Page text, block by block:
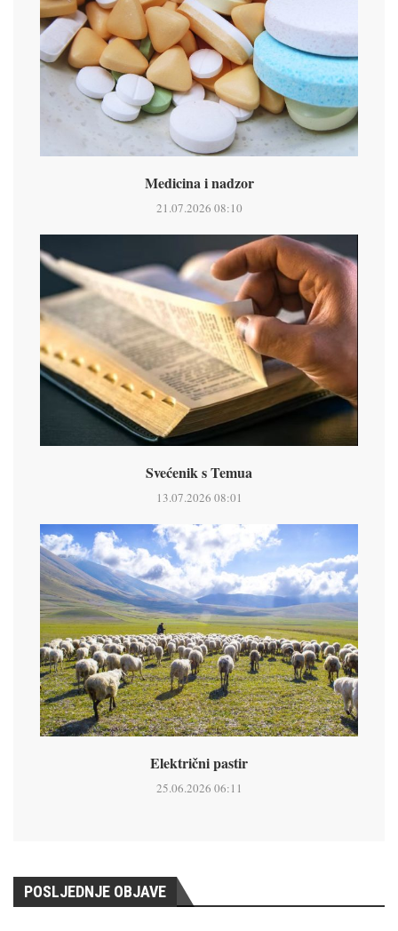
Medicina i nadzor
21.07.2026 08:10
Svećenik s Temua
13.07.2026 08:01
Električni pastir
25.06.2026 06:11
POSLJEDNJE OBJAVE